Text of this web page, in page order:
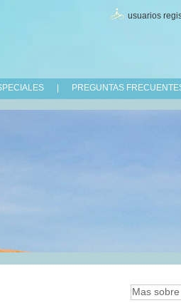
usuarios
PREGUNTAS
Mas sobre